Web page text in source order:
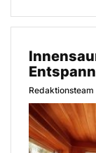
Redaktionsteam